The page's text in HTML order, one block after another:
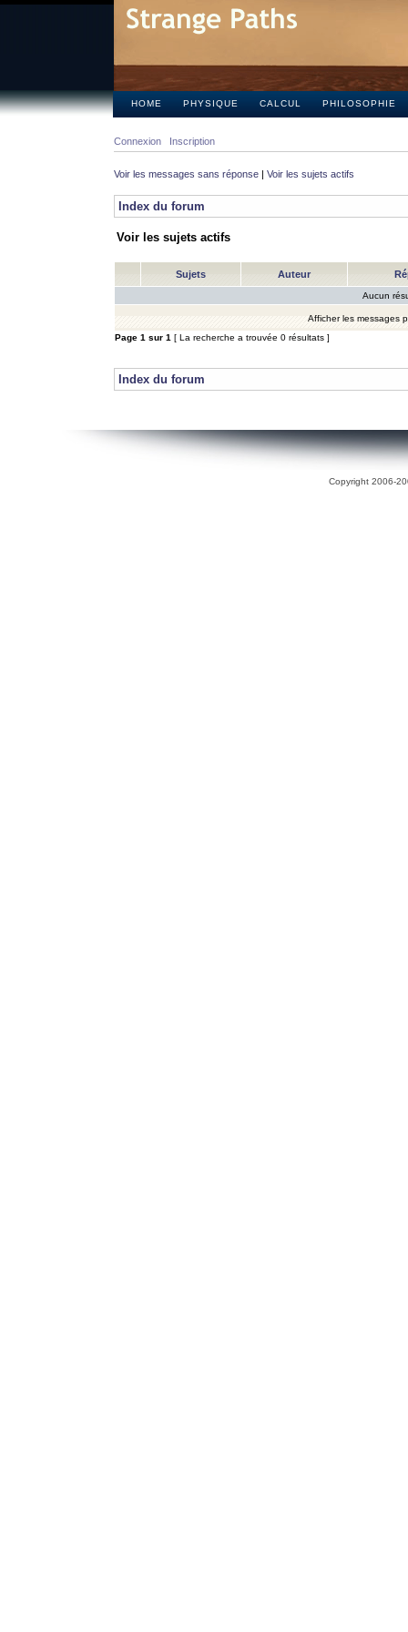
HOME PHYSIQUE CALCUL PHILOSOPHIE
Connexion Inscription
Voir les messages sans réponse | Voir les sujets actifs
Index du forum
Voir les sujets actifs
Sujets Auteur
Aucun
Afficher les messages
Page 1 sur 1 [ La recherche a trouvée 0 résultats ]
Index du forum
Copyright 2006-